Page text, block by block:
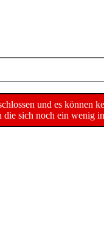
und es können
sich noch ein wenig